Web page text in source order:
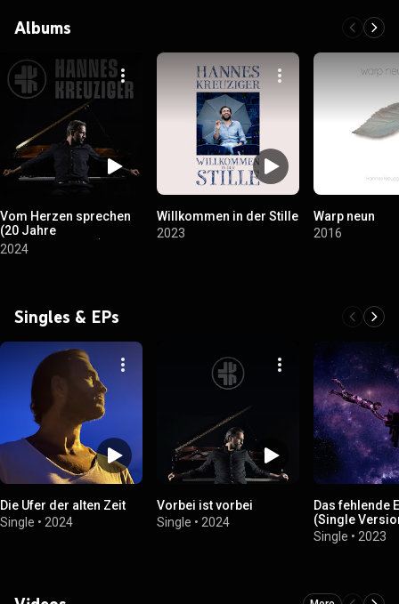
Albums
Vom Herzen sprechen
(20 Jahre
Jubiläumsalbum)
2024
Willkommen in der Stille
2023
Warp neun
2016
Singles & EPs
Die Ufer der alten Zeit
Single • 2024
Vorbei ist vorbei
Single • 2024
Das fehlende
(Single
Single • 2023